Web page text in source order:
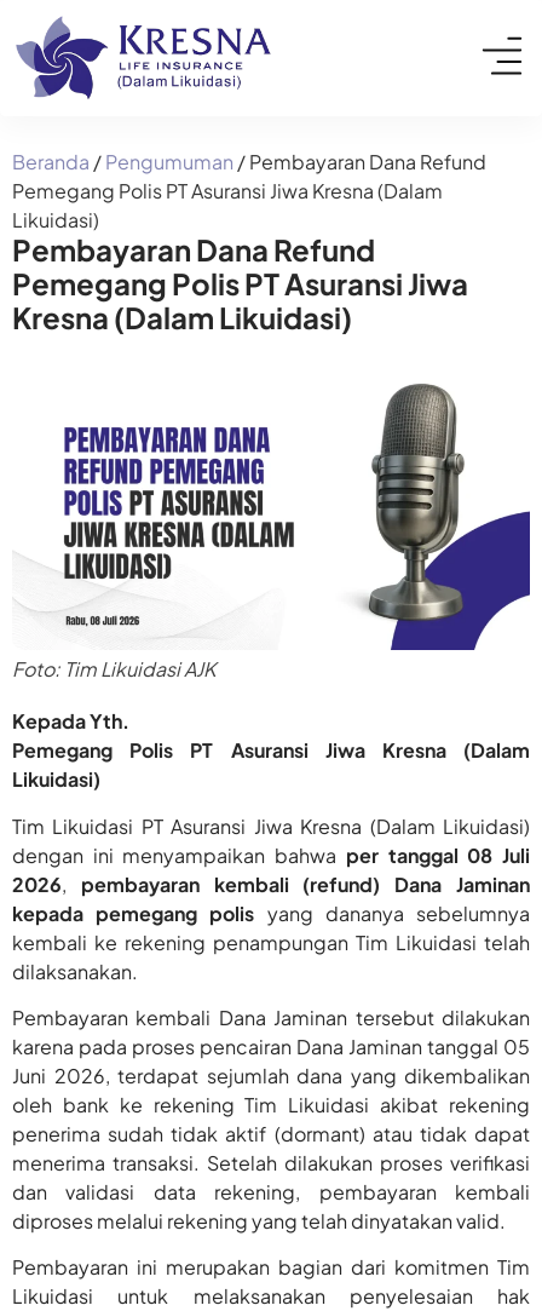
Beranda /Pengumuman /Pembayaran Dana Refund
Pemegang Polis PT Asuransi Jiwa Kresna (Dalam
Likuidasi)
Pembayaran Dana Refund
Pemegang Polis PT Asuransi Jiwa
Kresna (Dalam Likuidasi)
Foto: Tim Likuidasi AJK
Kepada Yth.
Pemegang Polis PT Asuransi Jiwa Kresna (Dalam
Likuidasi)
Tim Likuidasi PT Asuransi Jiwa Kresna (Dalam Likuidasi)
dengan ini menyampaikan bahwa per tanggal 08 Juli
2026, pembayaran kembali (refund) Dana Jaminan
kepada pemegang polis yang dananya sebelumnya
kembali ke rekening penampungan Tim Likuidasi telah
dilaksanakan.
Pembayaran kembali Dana Jaminan tersebut dilakukan
karena pada proses pencairan Dana Jaminan tanggal 05
Juni 2026, terdapat sejumlah dana yang dikembalikan
oleh bank ke rekening Tim Likuidasi akibat rekening
penerima sudah tidak aktif (dormant) atau tidak dapat
menerima transaksi. Setelah dilakukan proses verifikasi
dan validasi data rekening, pembayaran kembali
diproses melalui rekening yang telah dinyatakan valid.
Pembayaran ini merupakan bagian dari komitmen Tim
Likuidasi untuk melaksanakan penyelesaian hak